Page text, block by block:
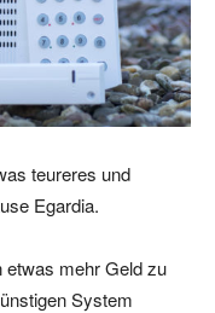
teureres und
Egardia.
etwas mehr Geld zu
System